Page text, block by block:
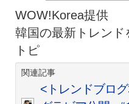
WOW!Korea提供
韓国の最新トレンド
トピ
関連記事
<トレンドブロ